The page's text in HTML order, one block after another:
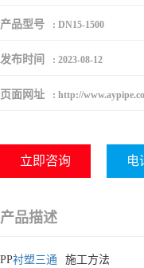
产品型号 : DN15-1500
发布时间 : 2023-08-12
页面网址 : http://
立即咨询 电
产品描述
PP衬塑三通
施工方法